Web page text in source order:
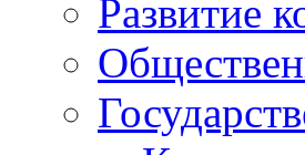
Развитие